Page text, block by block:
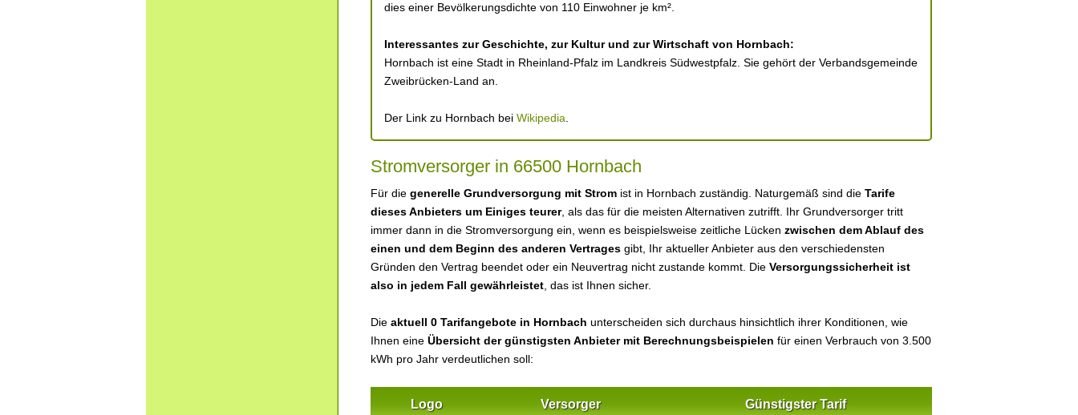
dies einer Bevölkerungsdichte von 110 Einwohner je km².
Interessantes zur Geschichte, zur Kultur und zur Wirtschaft von Hornbach:
Hornbach ist eine Stadt in Rheinland-Pfalz im Landkreis Südwestpfalz. Sie gehört der Verbandsgemeinde
Zweibrücken-Land an.
Der Link zu Hornbach bei Wikipedia
Stromversorger in 66500 Hornbach
Für die generelle Grundversorgung mit Strom ist in Hornbach zuständig. Naturgemäß sind die Tarife
dieses Anbieters um Einiges teurer, als das für die meisten Alternativen zutrifft. Ihr Grundversorger tritt
immer dann in die Stromversorgung ein, wenn es beispielsweise zeitliche Lücken zwischen dem Ablauf des
einen und dem Beginn des anderen Vertrages gibt, Ihr aktueller Anbieter aus den verschiedensten
Gründen den Vertrag beendet oder ein Neuvertrag nicht zustande kommt. Die Versorgungssicherheit ist
also in jedem Fall gewährleistet , das ist Ihnen sicher.
Die aktuell 0 Tarifangebote in Hornbach unterscheiden sich durchaus hinsichtlich ihrer Konditionen, wie
Ihnen eine Übersicht der günstigsten Anbieter mit Berechnungsbeispielen für einen Verbrauch von 3.500
kWh pro Jahr verdeutlichen soll:
Logo Versorger Günstigster Tarif